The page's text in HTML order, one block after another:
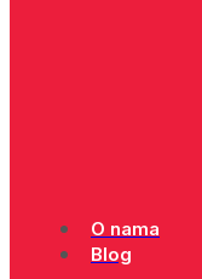
O nama
Blog